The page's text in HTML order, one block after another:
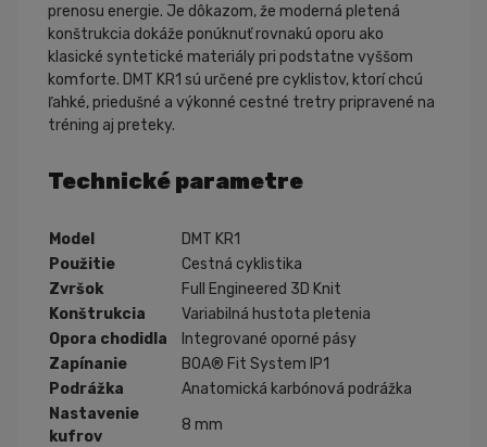
prenosu energie. Je dôkazom, že moderná pletená
konštrukcia dokáže ponúknuť rovnakú oporu ako
klasické syntetické materiály pri podstatne vyššom
komforte. DMT KR1 sú určené pre cyklistov, ktorí chcú
ľahké, priedušné a výkonné cestné tretry pripravené na
tréning aj preteky.
Technické parametre
Model
DMT KR1
Použitie
Cestná cyklistika
Zvršok
Full Engineered 3D Knit
Konštrukcia
Variabilná hustota pletenia
Opora chodidla
Integrované oporné pásy
Zapínanie
BOA® Fit System IP1
Podrážka
Anatomická karbónová podrážka
Nastavenie
kufrov
8 mm